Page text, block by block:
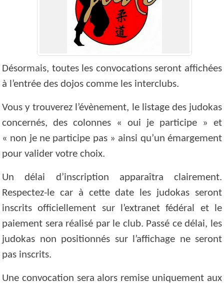
Désormais, toutes les convocations seront affichées
à l’entrée des dojos comme les interclubs.
Vous y trouverez l’évènement, le listage des judokas
concernés, des colonnes « oui je participe » et
« non je ne participe pas » ainsi qu’un émargement
pour valider votre choix.
Un délai d’inscription apparaîtra clairement.
Respectez-le car à cette date les judokas seront
inscrits officiellement sur l’extranet fédéral et le
paiement sera réalisé par le club. Passé ce délai, les
judokas non positionnés sur l’affichage ne seront
pas inscrits.
Une convocation sera alors remise uniquement aux